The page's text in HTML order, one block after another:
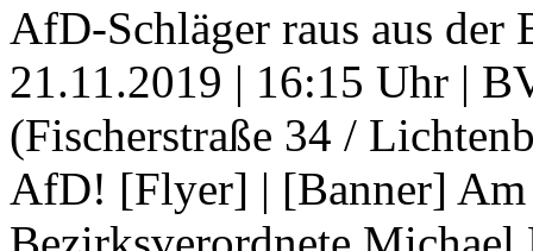
AfD-Schläger raus aus
21.11.2019 | 16:15 Uhr |
(Fischerstraße 34 /
AfD! [Flyer] | [Banner] Am